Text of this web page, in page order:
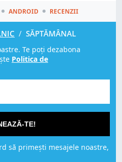
ANDROID RECENZII
/ SĂPTĂMÂNAL
Te poți dezabona
Politica de
TE!
să primești mesajele noastre,